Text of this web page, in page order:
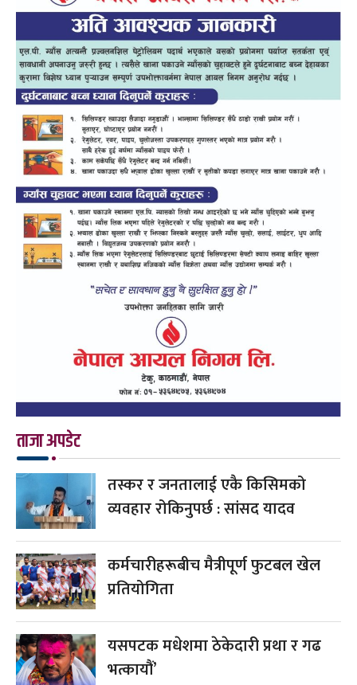
ताजा अपडेट
तस्कर र जनतालाई एकै किसिमको
व्यवहार रोकिनुपर्छ : सांसद यादव
कर्मचारीहरूबीच मैत्रीपूर्ण फुटबल खेल
प्रतियोगिता
यसपटक मधेशमा ठेकेदारी प्रथा र गढ
भत्कायौं’